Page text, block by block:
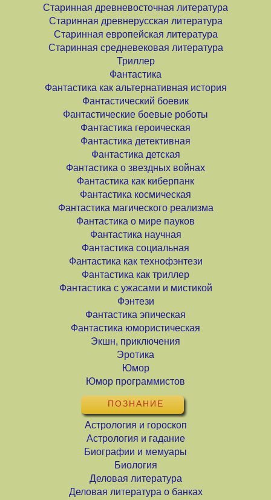
Старинная древневосточная литература
Старинная древнерусская литература
Старинная европейская литература
Старинная средневековая литература
Триллер
Фантастика
Фантастика как альтернативная история
Фантастический боевик
Фантастические боевые роботы
Фантастика героическая
Фантастика детективная
Фантастика детская
Фантастика о звездных войнах
Фантастика как киберпанк
Фантастика космическая
Фантастика магического реализма
Фантастика о мире пауков
Фантастика научная
Фантастика социальная
Фантастика как технофэнтези
Фантастика как триллер
Фантастика с ужасами и мистикой
Фэнтези
Фантастика эпическая
Фантастика юмористическая
Экшн, приключения
Эротика
Юмор
Юмор программистов
ПОЗНАНИЕ
Астрология и гороскоп
Астрология и гадание
Биографии и мемуары
Биология
Деловая литература
Деловая литература о банках